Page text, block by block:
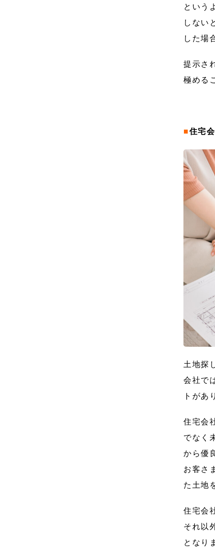
という
しない
した場
提示さ
極める
■住宅
土地探
会社で
トがあ
住宅会
でなく
から優
お客さ
た土地
住宅会
それ以
となり